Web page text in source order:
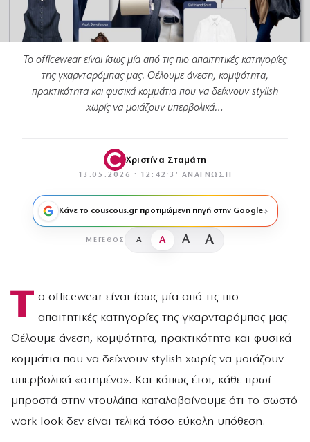
Το officewear είναι ίσως μία από τις πιο απαιτητικές κατηγορίες
της γκαρνταρόμπας μας. Θέλουμε άνεση, κομψότητα,
πρακτικότητα και φυσικά κομμάτια που να δείχνουν stylish
χωρίς να μοιάζουν υπερβολικά…
Χριστίνα Σταμάτη
13.05.2026 · 12:42 · 3′ ΑΝΆΓΝΩΣΗ
Κάνε το couscous.gr προτιμώμενη πηγή στην Google
ΜΈΓΕΘΟΣ A A A A
Τ ο officewear είναι ίσως μία από τις πιο
απαιτητικές κατηγορίες της γκαρνταρόμπας μας.
Θέλουμε άνεση, κομψότητα, πρακτικότητα και φυσικά
κομμάτια που να δείχνουν stylish χωρίς να μοιάζουν
υπερβολικά «στημένα». Και κάπως έτσι, κάθε πρωί
μπροστά στην ντουλάπα καταλαβαίνουμε ότι το σωστό
work look δεν είναι τελικά τόσο εύκολη υπόθεση.